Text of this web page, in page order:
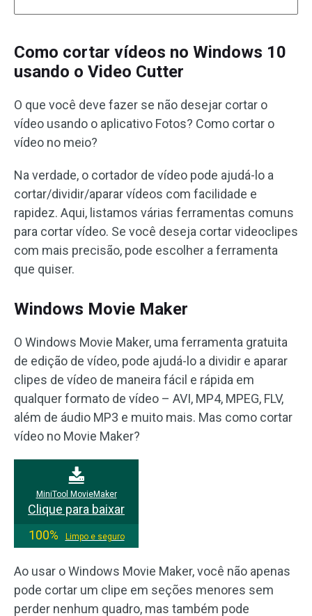
Como cortar vídeos no Windows 10
usando o Video Cutter
O que você deve fazer se não desejar cortar o
vídeo usando o aplicativo Fotos? Como cortar o
vídeo no meio?
Na verdade, o cortador de vídeo pode ajudá-lo a
cortar/dividir/aparar vídeos com facilidade e
rapidez. Aqui, listamos várias ferramentas comuns
para cortar vídeo. Se você deseja cortar videoclipes
com mais precisão, pode escolher a ferramenta
que quiser.
Windows Movie Maker
O Windows Movie Maker, uma ferramenta gratuita
de edição de vídeo, pode ajudá-lo a dividir e aparar
clipes de vídeo de maneira fácil e rápida em
qualquer formato de vídeo – AVI, MP4, MPEG, FLV,
além de áudio MP3 e muito mais. Mas como cortar
vídeo no Movie Maker?
MiniTool MovieMaker
Clique para baixar
100%
Limpo e seguro
Ao usar o Windows Movie Maker, você não apenas
pode cortar um clipe em seções menores sem
perder nenhum quadro, mas também pode